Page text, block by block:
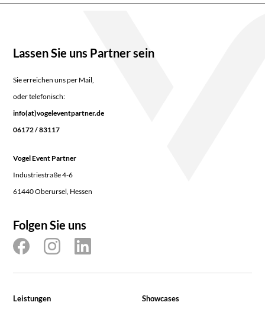
Lassen Sie uns Partner sein
Sie erreichen uns per Mail,
oder telefonisch:
info(at)vogeleventpartner.de
06172 / 83117
Vogel Event Partner
Industriestraße 4-6
61440 Oberursel, Hessen
Folgen Sie uns
Leistungen Showcases